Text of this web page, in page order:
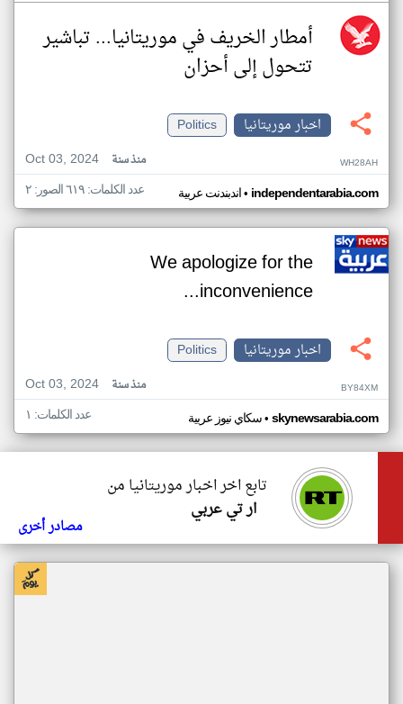
أمطار الخريف في موريتانيا... تباشير
تتحول إلى أحزان
اخبار موريتانيا
Politics
Oct 03, 2024
منذ سنة WH28AH
اندبندنت عربية• independentarabia.com عدد الكلمات: ٦١٩ الصور: ٢
We apologize for the
inconvenience...
اخبار موريتانيا
Politics
Oct 03, 2024
منذ سنة BY84XM
سكاي نيوز عربية• skynewsarabia.com عدد الكلمات: ١
تابع اخر اخبار موريتانيا من
ار تي عربي
مصادر أخرى